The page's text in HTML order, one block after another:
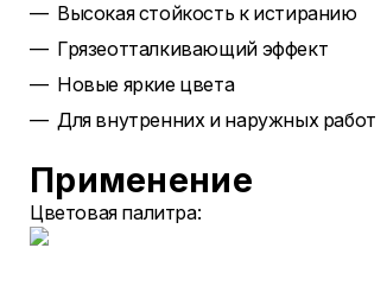
Высокая стойкость к истиранию
Грязеотталкивающий эффект
Новые яркие цвета
Для внутренних и наружных работ
Применение
Цветовая палитра: